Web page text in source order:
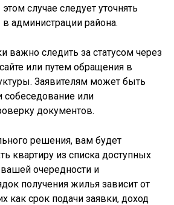
случае следует уточнять
администрации района.
важно следить за статусом через
или путем обращения в
Заявителям может быть
собеседование или
документов.
решения, вам будет
квартиру из списка доступных
очередности и
получения жилья зависит от
как срок подачи заявки, доход